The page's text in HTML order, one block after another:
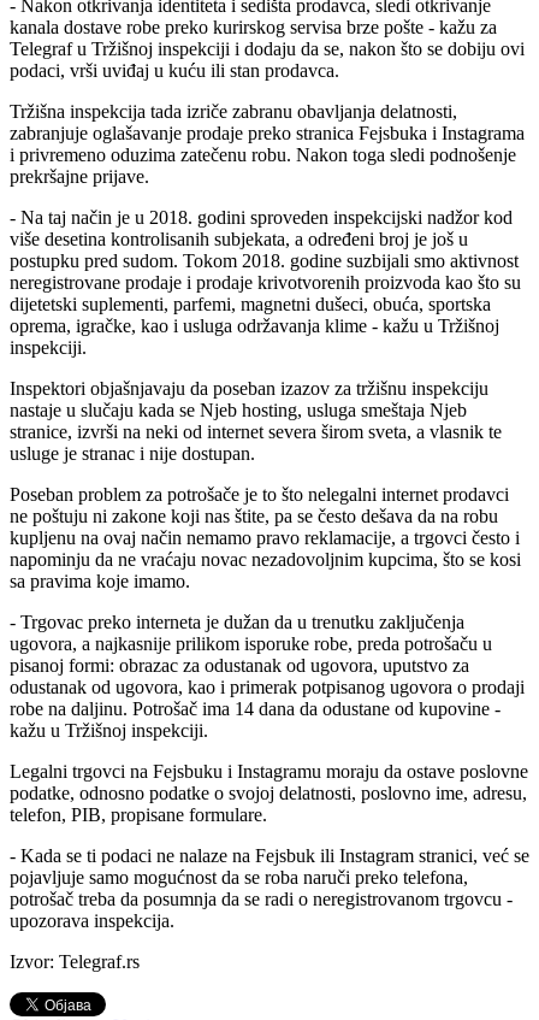
- Nakon otkrivanja identiteta i sedišta prodavca, sledi otkrivanje
kanala dostave robe preko kurirskog servisa brze pošte - kažu za
Telegraf u Tržišnoj inspekciji i dodaju da se, nakon što se dobiju ovi
podaci, vrši uviđaj u kuću ili stan prodavca.
Tržišna inspekcija tada izriče zabranu obavljanja delatnosti,
zabranjuje oglašavanje prodaje preko stranica Fejsbuka i Instagrama
i privremeno oduzima zatečenu robu. Nakon toga sledi podnošenje
prekršajne prijave.
- Na taj način je u 2018. godini sproveden inspekcijski nadžor kod
više desetina kontrolisanih subjekata, a određeni broj je još u
postupku pred sudom. Tokom 2018. godine suzbijali smo aktivnost
neregistrovane prodaje i prodaje krivotvorenih proizvoda kao što su
dijetetski suplementi, parfemi, magnetni dušeci, obuća, sportska
oprema, igračke, kao i usluga održavanja klime - kažu u Tržišnoj
inspekciji.
Inspektori objašnjavaju da poseban izazov za tržišnu inspekciju
nastaje u slučaju kada se Njeb hosting, usluga smeštaja Njeb
stranice, izvrši na neki od internet severa širom sveta, a vlasnik te
usluge je stranac i nije dostupan.
Poseban problem za potrošače je to što nelegalni internet prodavci
ne poštuju ni zakone koji nas štite, pa se često dešava da na robu
kupljenu na ovaj način nemamo pravo reklamacije, a trgovci često i
napominju da ne vraćaju novac nezadovoljnim kupcima, što se kosi
sa pravima koje imamo.
- Trgovac preko interneta je dužan da u trenutku zaključenja
ugovora, a najkasnije prilikom isporuke robe, preda potrošaču u
pisanoj formi: obrazac za odustanak od ugovora, uputstvo za
odustanak od ugovora, kao i primerak potpisanog ugovora o prodaji
robe na daljinu. Potrošač ima 14 dana da odustane od kupovine -
kažu u Tržišnoj inspekciji.
Legalni trgovci na Fejsbuku i Instagramu moraju da ostave poslovne
podatke, odnosno podatke o svojoj delatnosti, poslovno ime, adresu,
telefon, PIB, propisane formulare.
- Kada se ti podaci ne nalaze na Fejsbuk ili Instagram stranici, već se
pojavljuje samo mogućnost da se roba naruči preko telefona,
potrošač treba da posumnja da se radi o neregistrovanom trgovcu -
upozorava inspekcija.
Izvor: Telegraf.rs